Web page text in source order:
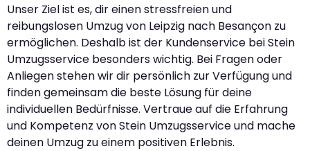
Unser Ziel ist es, dir einen stressfreien und
reibungslosen Umzug von Leipzig nach Besançon zu
ermöglichen. Deshalb ist der Kundenservice bei Stein
Umzugsservice besonders wichtig. Bei Fragen oder
Anliegen stehen wir dir persönlich zur Verfügung und
finden gemeinsam die beste Lösung für deine
individuellen Bedürfnisse. Vertraue auf die Erfahrung
und Kompetenz von Stein Umzugsservice und mache
deinen Umzug zu einem positiven Erlebnis.